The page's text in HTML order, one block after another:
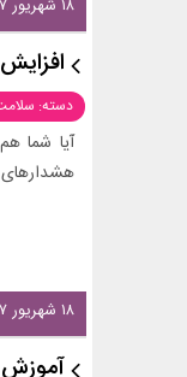
۱۸ شهریور ۱۳۹۷ - ۱۲:۰۲
دسته:
آیا شما
هشدارهای
۱۸ شهریور ۱۳۹۷ - ۱۱:۴۲
آموزش